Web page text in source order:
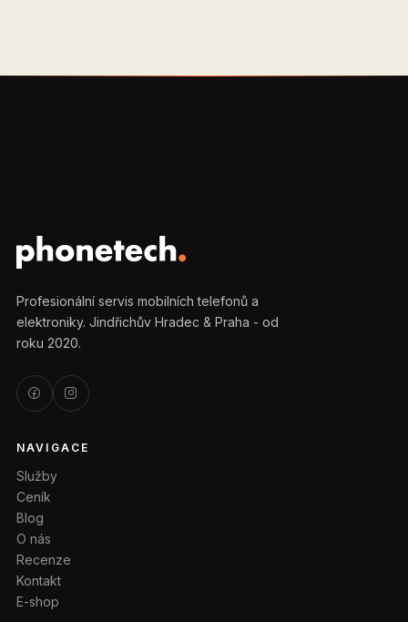
Profesionální servis mobilních telefonů a
elektroniky. Jindřichův Hradec & Praha - od
roku 2020.
NAVIGACE
Služby
Ceník
Blog
O nás
Recenze
Kontakt
E-shop